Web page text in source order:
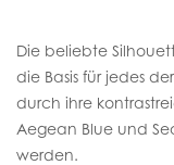
Die beliebte
die Basis für jedes
durch ihre
Aegean Blue und
werden.